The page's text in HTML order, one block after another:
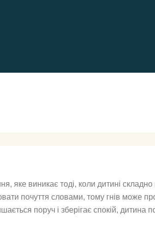
яке виникає тоді, коли дитині складно
почуття словами, тому гнів може
поруч і зберігає спокій, дитина